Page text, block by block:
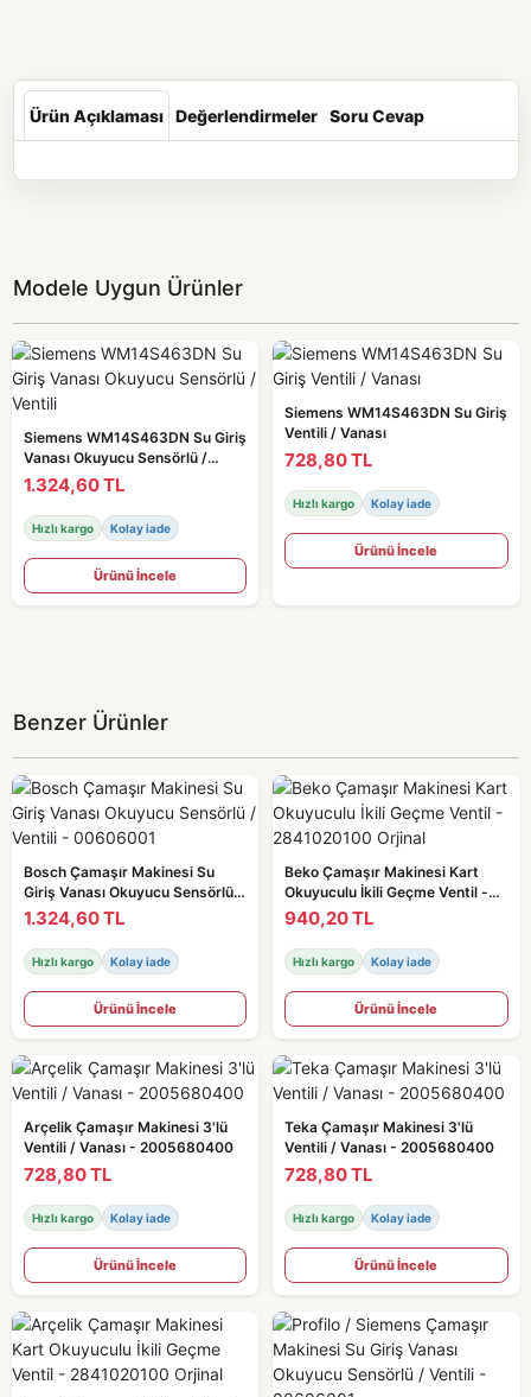
Ürün Açıklaması Değerlendirmeler Soru Cevap
Modele Uygun Ürünler
Siemens WM14S463DN Su Giriş
Vanası Okuyucu Sensörlü /
Ventili
1.324,60 TL
Hızlı kargo Kolay iade
Ürünü İncele
Siemens WM14S463DN Su Giriş
Ventili / Vanası
728,80 TL
Hızlı kargo Kolay iade
Ürünü İncele
Benzer Ürünler
Bosch Çamaşır Makinesi Su
Giriş Vanası Okuyucu Sensörlü /
Ventili - 00606001
1.324,60 TL
Hızlı kargo Kolay iade
Ürünü İncele
Beko Çamaşır Makinesi Kart
Okuyuculu İkili Geçme Ventil -
2841020100 Orjinal
940,20 TL
Hızlı kargo Kolay iade
Ürünü İncele
Arçelik Çamaşır Makinesi 3'lü
Ventili / Vanası - 2005680400
728,80 TL
Hızlı kargo Kolay iade
Ürünü İncele
Teka Çamaşır Makinesi 3'lü
Ventili / Vanası - 2005680400
728,80 TL
Hızlı kargo Kolay iade
Ürünü İncele